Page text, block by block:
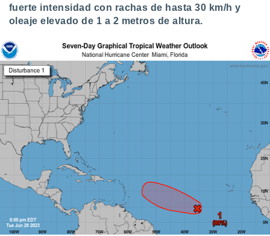
fuerte intensidad con rachas de hasta 30 km/h y
oleaje elevado de 1 a 2 metros de altura.